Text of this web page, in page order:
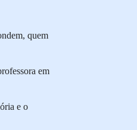
quem
em
e o